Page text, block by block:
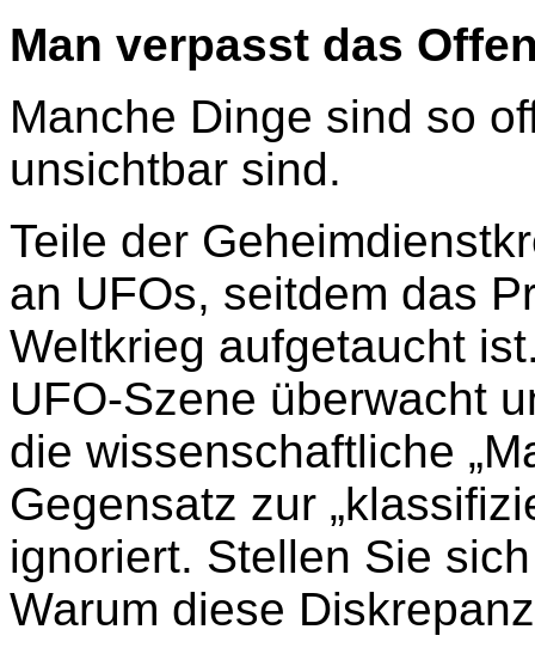
Man verpasst das
Manche Dinge sind so
unsichtbar sind.
Teile der
an UFOs, seitdem das
Weltkrieg aufgetaucht
UFO-Szene überwacht
die wissenschaftliche
Gegensatz zur
ignoriert. Stellen Sie
Warum diese